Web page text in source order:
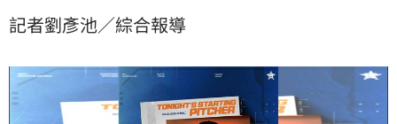
記者劉彥池／綜合報導